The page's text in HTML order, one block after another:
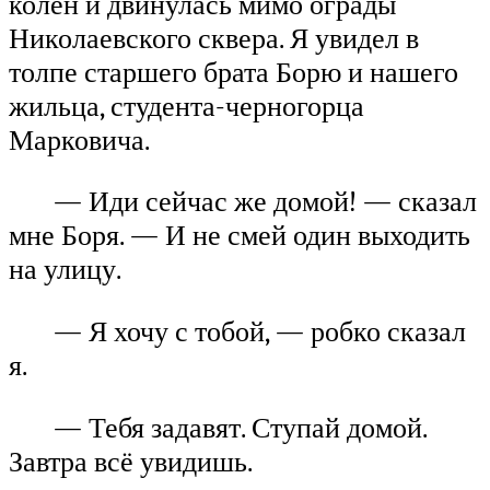
Николаевского сквера. Я увидел в
толпе старшего брата Борю и нашего
жильца, студента-черногорца
Марковича.
— Иди сейчас же домой! — сказал
мне Боря. — И не смей один выходить
на улицу.
— Я хочу с тобой, — робко сказал
я.
— Тебя задавят. Ступай домой.
Завтра всё увидишь.